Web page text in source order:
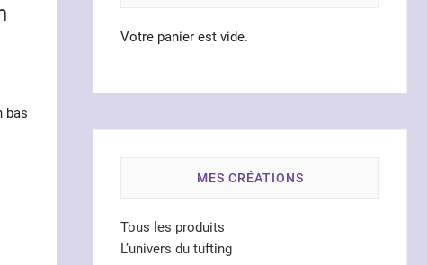
bas
Votre panier est vide.
MES CRÉATIONS
Tous les produits
L’univers du tufting